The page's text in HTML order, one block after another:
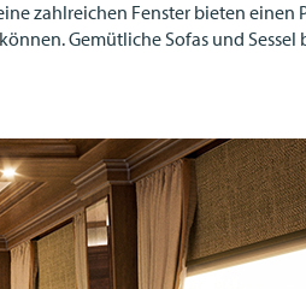
zahlreichen Fenster bieten
Gemütliche Sofas und Sessel